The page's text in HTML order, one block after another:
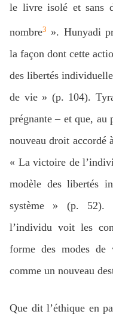
le livre isolé et sans
nombre3 ». Hunyadi
la façon dont cette
des libertés
de vie » (p. 104).
prégnante – et que, au
nouveau droit accordé
« La victoire de
modèle des libertés
système » (p. 52).
l’individu voit les
forme des modes
comme un nouveau
Que dit l’éthique en